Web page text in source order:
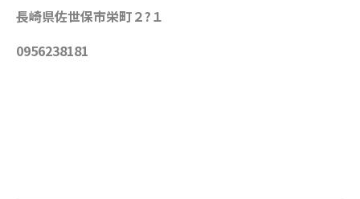
長崎県佐世保市栄町２?１
0956238181